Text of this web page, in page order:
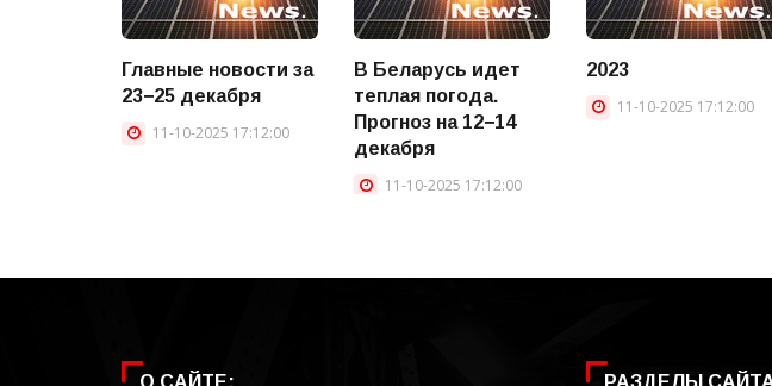
Главные новости за
23−25 декабря
11-10-2025 17:12:00
В Беларусь идет
теплая погода.
Прогноз на 12−14
декабря
11-10-2025 17:12:00
2023
11-10-2025 17:12:00
О САЙТЕ: РАЗДЕЛЫ